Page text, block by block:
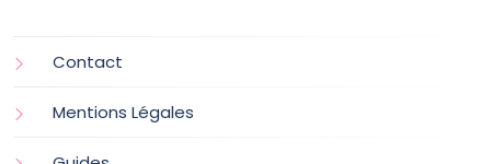
Contact
Mentions Légales